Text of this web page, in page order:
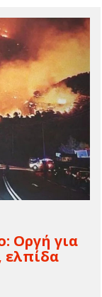
Οργή για
ελπίδα